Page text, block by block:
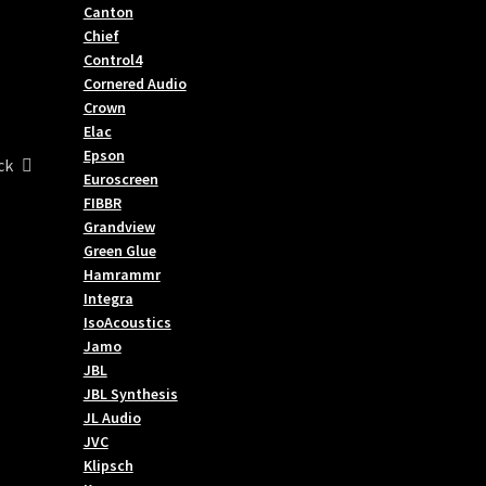
Canton
Chief
Control4
Cornered Audio
Crown
Elac
Epson
Euroscreen
FIBBR
Grandview
Green Glue
Hamrammr
Integra
IsoAcoustics
Jamo
JBL
JBL Synthesis
JL Audio
JVC
Klipsch